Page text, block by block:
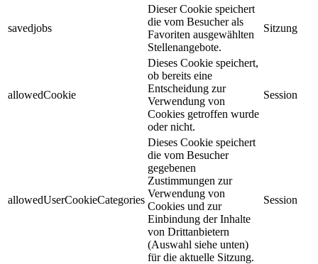
savedjobs
Dieser Cookie speichert
die vom Besucher als
Favoriten ausgewählten
Stellenangebote.
Sitzung
allowedCookie
Dieses Cookie speichert,
ob bereits eine
Entscheidung zur
Verwendung von
Cookies getroffen wurde
oder nicht.
Session
allowedUserCookieCategories
Dieses Cookie speichert
die vom Besucher
gegebenen
Zustimmungen zur
Verwendung von
Cookies und zur
Einbindung der Inhalte
von Drittanbietern
(Auswahl siehe unten)
für die aktuelle Sitzung.
Session